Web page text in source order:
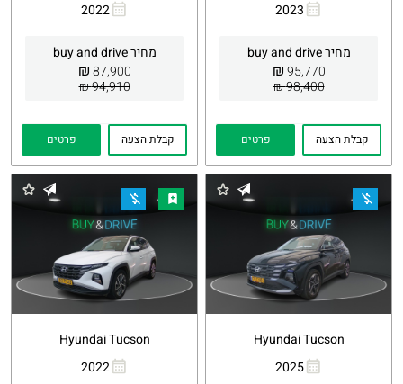
2023
מחיר buy and drive
95,770
₪
98,400 ₪
Whatsapp
קבלת הצעה פרטים
2022
מחיר buy and drive
87,900
₪
94,910 ₪
Whatsapp
קבלת הצעה פרטים
Hyundai Tucson
2025
Whatsapp
Hyundai Tucson
2022
Whatsapp